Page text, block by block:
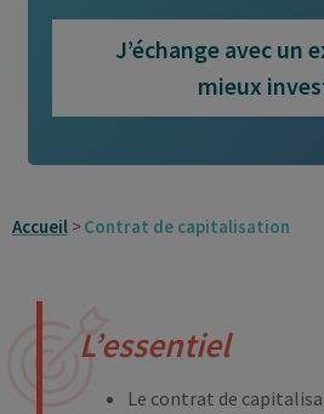
J’échange avec un
mieux
Accueil Contrat de capitalisation
L’essentiel
Le contrat de